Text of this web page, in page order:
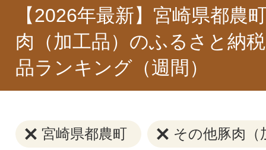
【2026年最新】宮崎県都農
肉（加工品）のふるさと納
品ランキング（週間）
宮崎県都農町 その他豚肉（